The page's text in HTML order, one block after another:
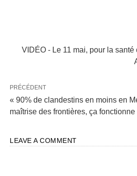
VIDÉO - Le 11 mai, pour la santé
PRÉCÉDENT
« 90% de clandestins en moins en
maîtrise des frontières, ça fonctionne
LEAVE A COMMENT